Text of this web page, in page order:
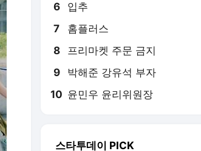
6 입추
7 홈플러스
8 프리마켓 주문 금지
9 박해준 강유석 부자
10 윤민우 윤리위원장
스타투데이 PICK